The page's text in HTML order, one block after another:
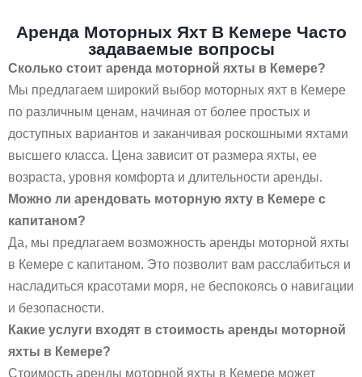
Аренда Моторных Яхт В Кемере Часто
задаваемые вопросы
Сколько стоит аренда моторной яхты в Кемере?
Мы предлагаем широкий выбор моторных яхт в Кемере
по различным ценам, начиная от более простых и
доступных вариантов и заканчивая роскошными яхтами
высшего класса. Цена зависит от размера яхты, ее
возраста, уровня комфорта и длительности аренды.
Можно ли арендовать моторную яхту в Кемере с
капитаном?
Да, мы предлагаем возможность аренды моторной яхты
в Кемере с капитаном. Это позволит вам расслабиться и
насладиться красотами моря, не беспокоясь о навигации
и безопасности.
Какие услуги входят в стоимость аренды моторной
яхты в Кемере?
Стоимость аренды моторной яхты в Кемере может